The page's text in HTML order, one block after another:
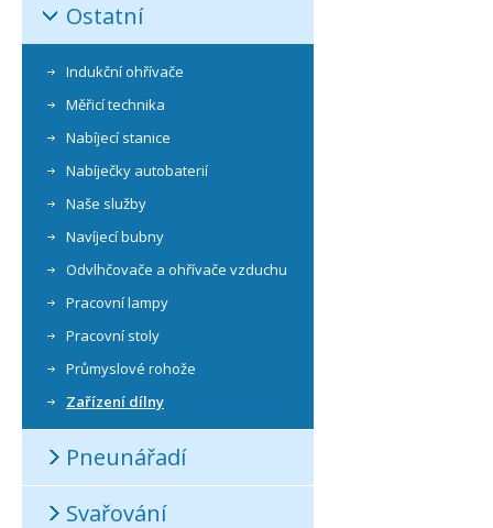
Ostatní
Indukční ohřívače
Měřicí technika
Nabíjecí stanice
Nabíječky autobaterií
Naše služby
Navíjecí bubny
Odvlhčovače a ohřívače vzduchu
Pracovní lampy
Pracovní stoly
Průmyslové rohože
Zařízení dílny
Pneunářadí
Svařování